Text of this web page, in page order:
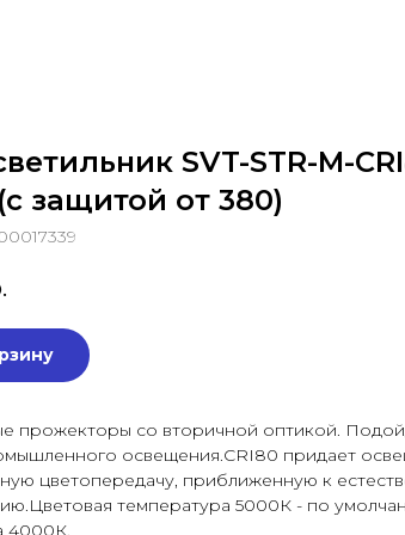
SVT-STR-M-
защитой от 380)
прожекторы со вторичной оптикой.
освещения.CRI80 придает
цветопередачу, приближенную к
температура 5000К - по
4000К.